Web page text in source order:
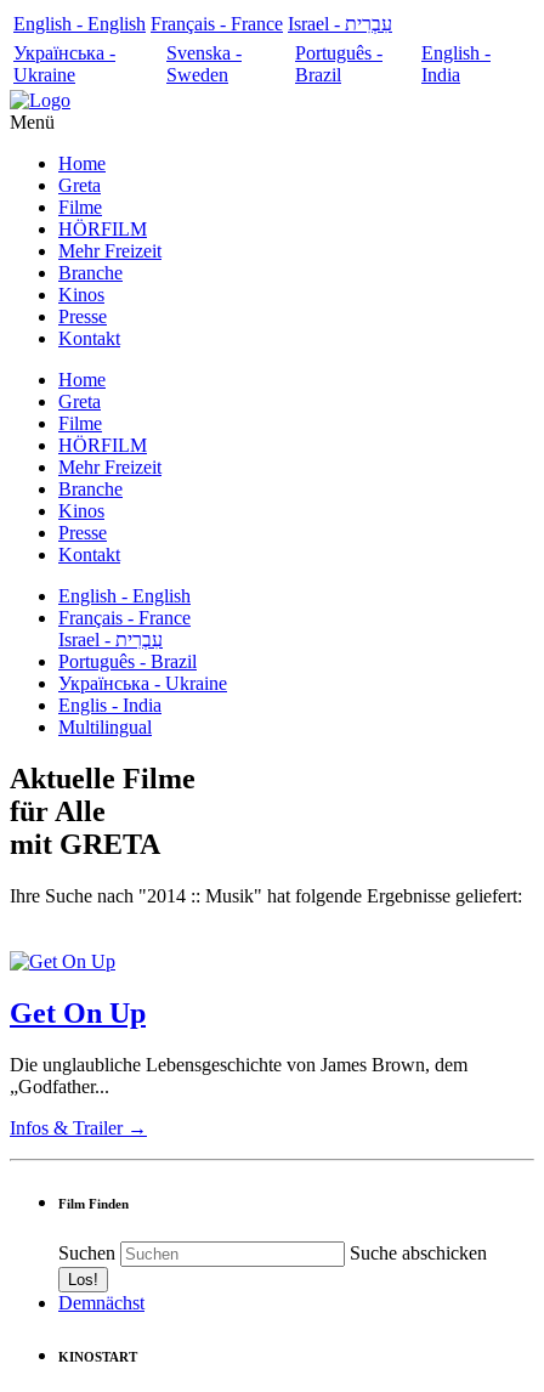
English - English Français - France
עִבְרִית - Israel
Українська -
Ukraine
Svenska -
Sweden
Português -
Brazil
English -
India
Menü
Home
Greta
Filme
HÖRFILM
Mehr Freizeit
Branche
Kinos
Presse
Kontakt
Home
Greta
Filme
HÖRFILM
Mehr Freizeit
Branche
Kinos
Presse
Kontakt
English - English
Français - France
עִבְרִית - Israel
Português - Brazil
Українська - Ukraine
Englis - India
Multilingual
Aktuelle Filme
für Alle
mit GRETA
Ihre Suche nach "2014 :: Musik" hat folgende Ergebnisse geliefert:
Get On Up
Die unglaubliche Lebensgeschichte von James Brown, dem
„Godfather...
Infos & Trailer →
Film Finden
Suchen Suche abschicken
Demnächst
KINOSTART